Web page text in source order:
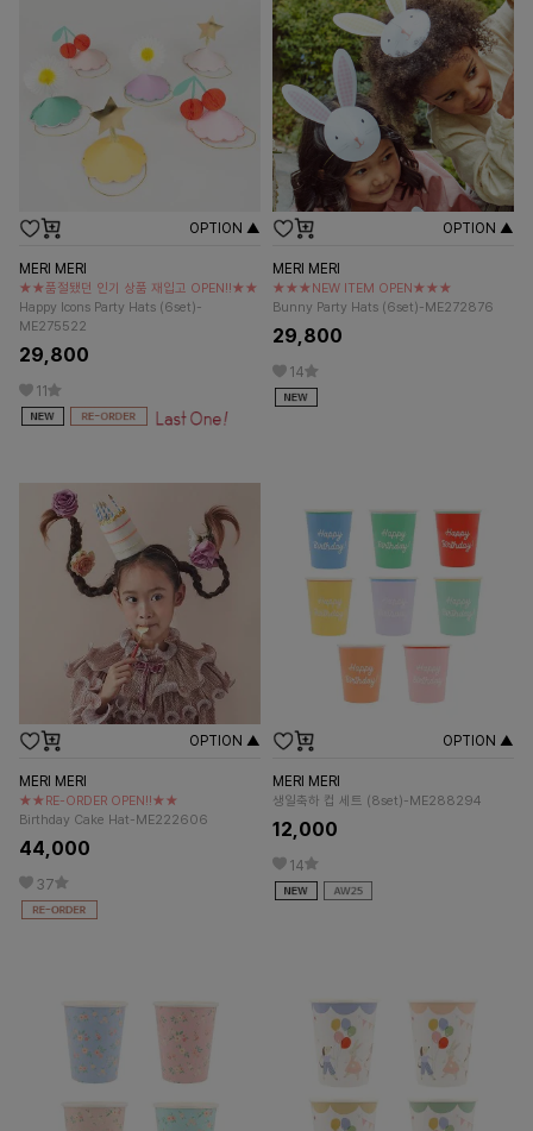
OPTION ▲
MERI MERI
★★품절됐던 인기 상품 재입고 OPEN!!★★
Happy Icons Party Hats (6set)-
ME275522
29,800
11
OPTION ▲
MERI MERI
★★★NEW ITEM OPEN★★★
Bunny Party Hats (6set)-ME272876
29,800
14
OPTION ▲
MERI MERI
★★RE-ORDER OPEN!!★★
Birthday Cake Hat-ME222606
44,000
37
OPTION ▲
MERI MERI
생일축하 컵 세트 (8set)-ME288294
12,000
14